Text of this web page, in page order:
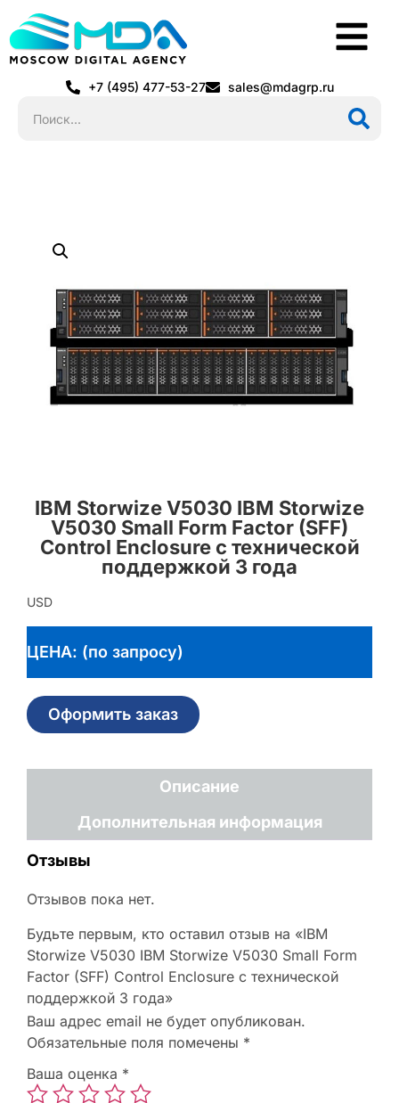
+7 (495) 477-53-27 sales@mdagrp.ru
IBM Storwize V5030 IBM Storwize
V5030 Small Form Factor (SFF)
Control Enclosure с технической
поддержкой 3 года
USD
ЦЕНА: (по запросу)
Оформить заказ
Описание
Дополнительная информация
Отзывы
Отзывов пока нет.
Будьте первым, кто оставил отзыв на «IBM
Storwize V5030 IBM Storwize V5030 Small Form
Factor (SFF) Control Enclosure с технической
поддержкой 3 года»
Ваш адрес email не будет опубликован.
Обязательные поля помечены *
Ваша оценка *